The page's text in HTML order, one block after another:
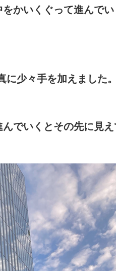
かいくぐって進んで
少々手を加えました。
でいくとその先に見え